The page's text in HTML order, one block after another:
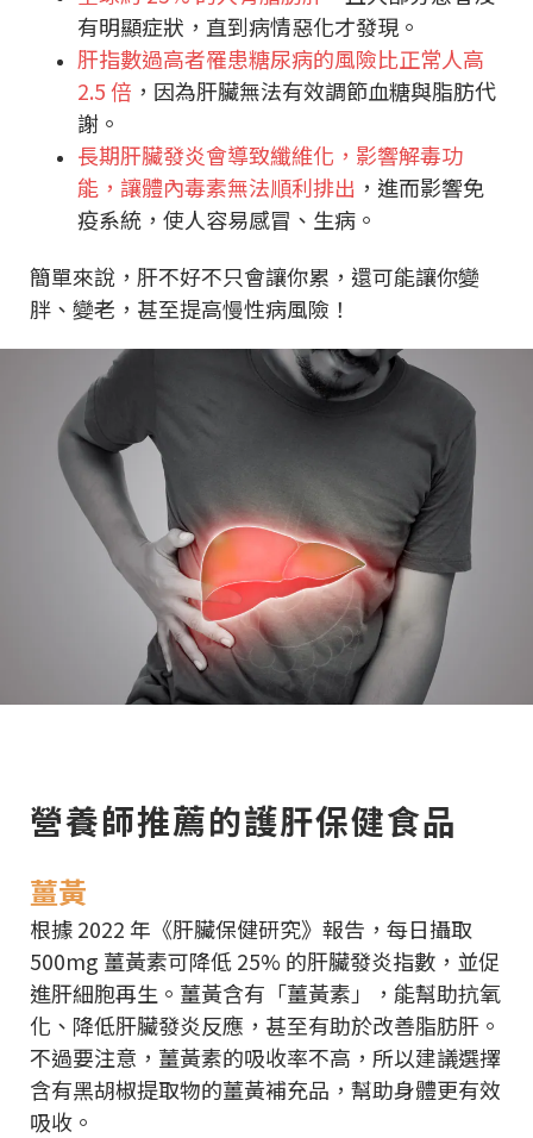
有明顯症狀，直到病情惡化才發現。
肝指數過高者罹患糖尿病的風險比正常人高
2.5 倍 ，因為肝臟無法有效調節血糖與脂肪代
謝。
長期肝臟發炎會導致纖維化，影響解毒功
能，讓體內毒素無法順利排出 ，進而影響免
疫系統，使人容易感冒、生病。
簡單來說，肝不好不只會讓你累，還可能讓你變
胖、變老，甚至提高慢性病風險！
營養師推薦的護肝保健食品
薑黃
根據 2022 年《肝臟保健研究》報告，每日攝取
500mg 薑黃素可降低 25% 的肝臟發炎指數，並促
進肝細胞再生。薑黃含有「薑黃素」，能幫助抗氧
化、降低肝臟發炎反應，甚至有助於改善脂肪肝。
不過要注意，薑黃素的吸收率不高，所以建議選擇
含有黑胡椒提取物的薑黃補充品，幫助身體更有效
吸收。